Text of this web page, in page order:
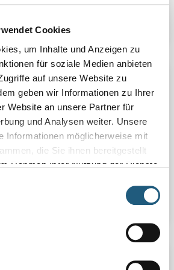
Cookies
um Inhalte und Anzeigen zu
für soziale Medien anbieten
auf unsere Website zu
geben wir Informationen zu Ihrer
Website an unsere Partner für
und Analysen weiter. Unsere
Informationen möglicherweise mit
die Sie ihnen bereitgestellt
Rahmen Ihrer Nutzung der Dienste
| Do | 10:00 Uhr | Familientag
- TAG FÜR DIE FAMILIE
ist ein beliebtes Wanderziel am
Angebot an Speisen und
der Kinderspielplatz und ...
Details
Do | 10:30 Uhr | E-MTB/MTB Tour